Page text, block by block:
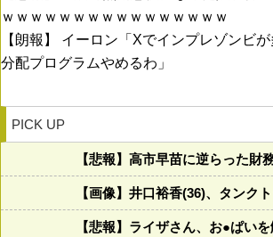
ｗｗｗｗｗｗｗｗｗｗｗｗｗｗｗｗ
【朗報】 イーロン「Xでインプレゾンビ
分配プログラムやめるわ」
PICK UP
【悲報】高市早苗に逆らった
【画像】井口裕香(36)、タンク
【悲報】ライザさん、お●ぱい